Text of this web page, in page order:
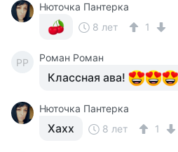
Нюточка Пантерка
8 лет
1
РР Роман Роман
Классная ава!
Нюточка Пантерка
Хахх 8 лет 1